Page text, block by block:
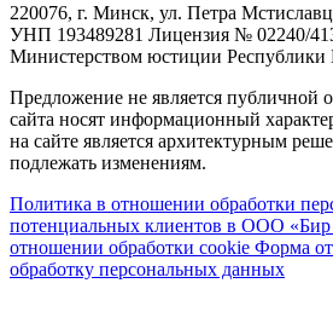
220076, г. Минск, ул. Петра
УНП 193489281 Лицензия № 02240/
Министерством юстиции Республики
Предложение не является публичной
сайта носят информационный
на сайте является архитектурным
подлежать изменениям.
Политика в отношении обработки
потенциальных клиентов в ООО «Бир
отношении обработки cookie Форма
обработку персональных данных